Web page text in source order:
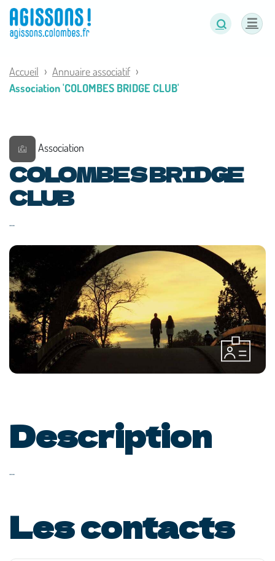
Accueil
Annuaire associatif
Association 'COLOMBES BRIDGE CLUB'
Association
COLOMBES BRIDGE
CLUB
...
Description
...
Les contacts
Panneau de gestion des cookies